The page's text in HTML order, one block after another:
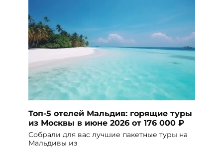
Топ-5 отелей Мальдив: горящие туры
из Москвы в июне 2026 от 176 000 ₽
Собрали для вас лучшие пакетные туры на
Мальдивы из